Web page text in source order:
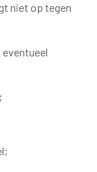
niet op tegen